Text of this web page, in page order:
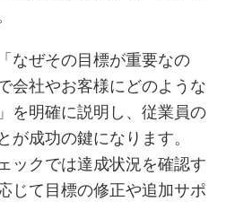
なぜその目標が重要なの
会社やお客様にどのような
を明確に説明し、従業員の
が成功の鍵になります。
ックでは達成状況を確認す
じて目標の修正や追加サポ